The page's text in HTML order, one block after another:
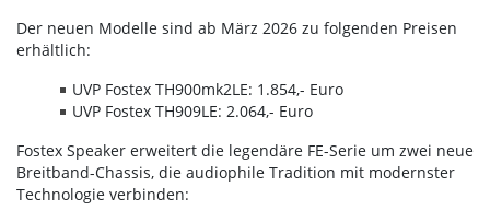
Der neuen Modelle sind ab März 2026 zu folgenden Preisen
erhältlich:
UVP Fostex TH900mk2LE: 1.854,- Euro
UVP Fostex TH909LE: 2.064,- Euro
Fostex Speaker erweitert die legendäre FE-Serie um zwei neue
Breitband-Chassis, die audiophile Tradition mit modernster
Technologie verbinden: